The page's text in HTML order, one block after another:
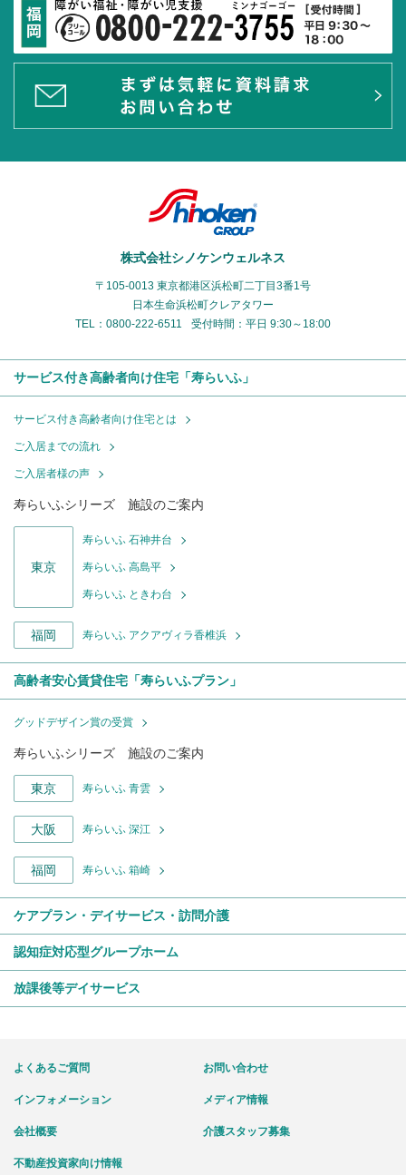
株式会社シノケンウェルネス
〒105-0013 東京都港区浜松町二丁目3番1号
日本生命浜松町クレアタワー
TEL：0800-222-6511
受付時間：平日 9:30～18:00
サービス付き高齢者向け住宅「寿らいふ」
サービス付き高齢者向け住宅とは
ご入居までの流れ
ご入居者様の声
寿らいふシリーズ 施設のご案内
東京
寿らいふ 石神井台
寿らいふ 高島平
寿らいふ ときわ台
福岡 寿らいふ アクアヴィラ香椎浜
高齢者安心賃貸住宅「寿らいふプラン」
グッドデザイン賞の受賞
寿らいふシリーズ 施設のご案内
東京 寿らいふ 青雲
大阪 寿らいふ 深江
福岡 寿らいふ 箱崎
ケアプラン・デイサービス・訪問介護
認知症対応型グループホーム
放課後等デイサービス
よくあるご質問 お問い合わせ
インフォメーション メディア情報
会社概要 介護スタッフ募集
不動産投資家向け情報